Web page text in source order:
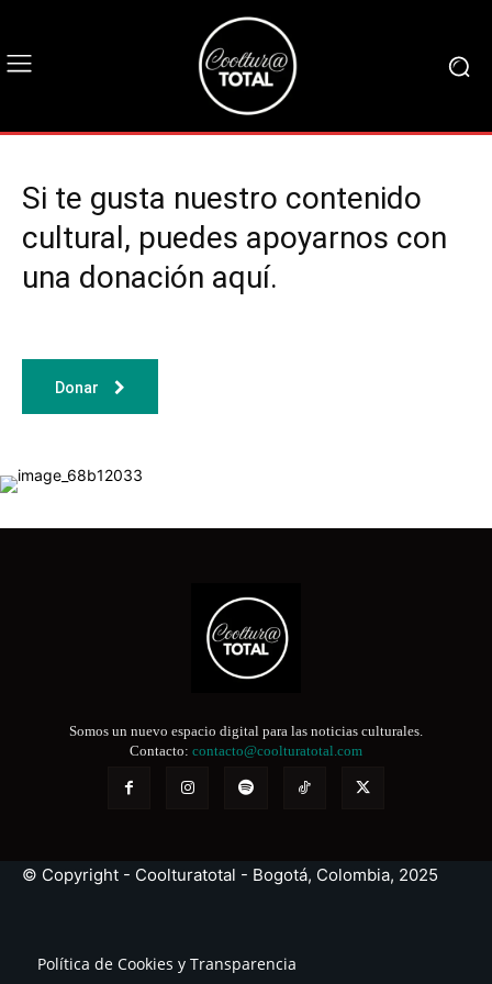
Si te gusta nuestro contenido
cultural, puedes apoyarnos con
una donación aquí.
Donar
Somos un nuevo espacio digital para las noticias culturales.
Contacto: contacto@coolturatotal.com
© Copyright - Coolturatotal - Bogotá, Colombia, 2025
Política de Cookies y Transparencia